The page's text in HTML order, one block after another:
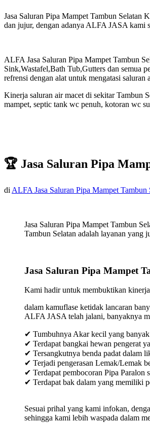
Jasa Saluran Pipa Mampet Tambun Selatan
dan jujur, dengan adanya ALFA JASA kami
ALFA Jasa Saluran Pipa Mampet Tambun
Sink,Wastafel,Bath Tub,Gutters dan semua
refrensi dengan alat untuk mengatasi
Kinerja saluran air macet di sekitar Tambun
mampet, septic tank wc penuh, kotoran wc
🏆 Jasa Saluran Pipa
di ALFA Jasa Saluran Pipa Mampet Tambun
Jasa Saluran Pipa Mampet Tambun
Tambun Selatan adalah layanan yang
Jasa Saluran Pipa Mampet
Kami hadir untuk membuktikan
dalam kamuflase ketidak lancaran
ALFA JASA telah jalani, banyaknya
✔ Tumbuhnya Akar kecil yang
✔ Terdapat bangkai hewan pengerat
✔ Tersangkutnya benda padat dalam
✔ Terjadi pengerasan Lemak/Lemak
✔ Terdapat pembocoran Pipa Paralon
✔ Terdapat bak dalam yang memiliki
Sesuai prihal yang kami infokan,
sehingga kami lebih waspada dalam